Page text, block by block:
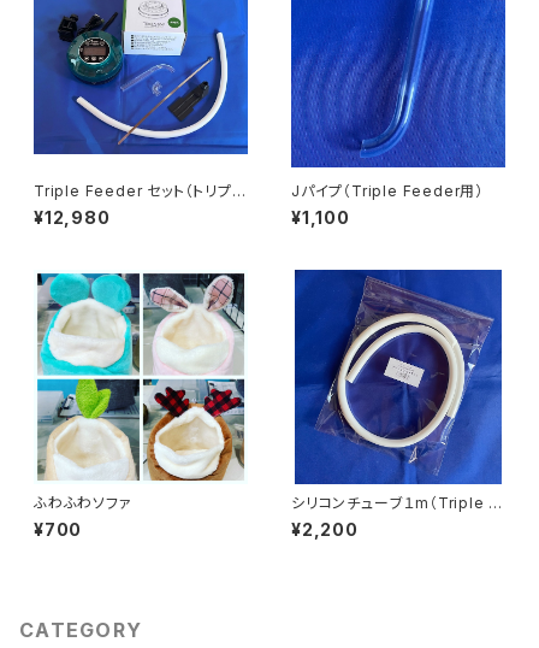
Triple Feeder セット（トリプル
フィーダーセット）小鳥用体重管
理フードタイマー
¥12,980
Jパイプ（Triple Feeder用）
¥1,100
ふわふわソファ
¥700
シリコンチューブ１m（Triple F
eeder用）
¥2,200
CATEGORY